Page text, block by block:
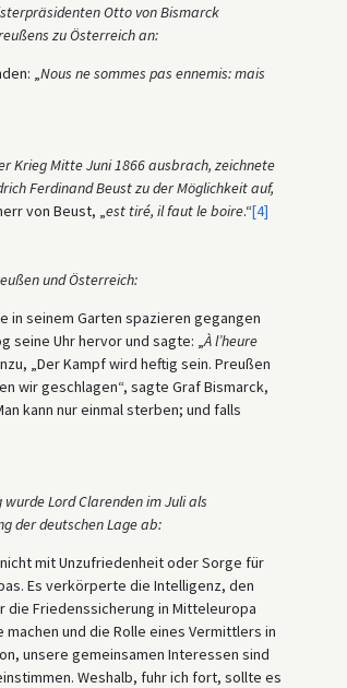
Otto von Bismarck
zu Österreich an:
„Nous ne sommes pas ennemis: mais
Krieg Mitte Juni 1866 ausbrach, zeichnete
Ferdinand Beust zu der Möglichkeit auf,
von Beust, „est tiré, il faut le boire.“[4]
und Österreich:
in seinem Garten spazieren gegangen
seine Uhr hervor und sagte: „À l’heure
„Der Kampf wird heftig sein. Preußen
wir geschlagen“, sagte Graf Bismarck,
kann nur einmal sterben; und falls
Lord Clarenden im Juli als
der deutschen Lage ab:
mit Unzufriedenheit oder Sorge für
Es verkörperte die Intelligenz, den
die Friedenssicherung in Mitteleuropa
und die Rolle eines Vermittlers in
unsere gemeinsamen Interessen sind
Weshalb, fuhr ich fort, sollte es